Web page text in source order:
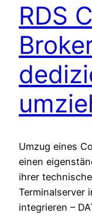
RDS
Umzug eines
einen
ihrer
Terminalserver
integrieren –